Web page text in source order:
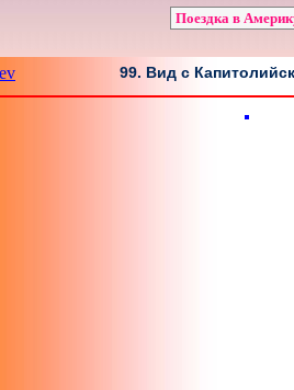
Поездка в
99. Вид с